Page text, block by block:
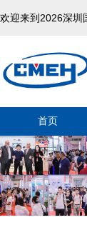
欢迎来到2026深圳
首页